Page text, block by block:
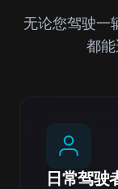
无论您驾驶一
都能
日常驾驶